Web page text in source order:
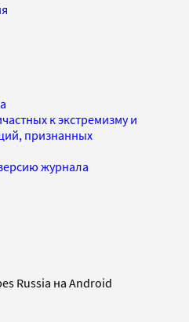
к экстремизму и
признанных
журнала
Russia на Android